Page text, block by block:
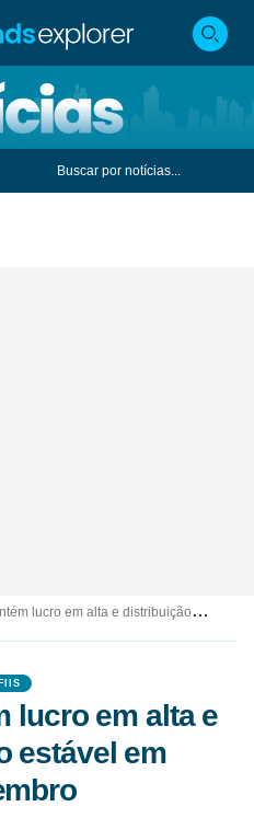
lucro em alta e distribuição
FIIS
lucro em alta e
estável em